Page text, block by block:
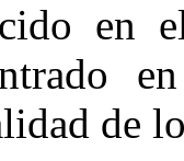
en
de